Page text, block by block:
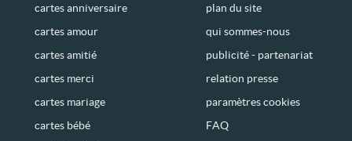
cartes anniversaire
cartes amour
cartes amitié
cartes merci
cartes mariage
cartes bébé
plan du site
qui sommes-nous
publicité - partenariat
relation presse
paramètres cookies
FAQ